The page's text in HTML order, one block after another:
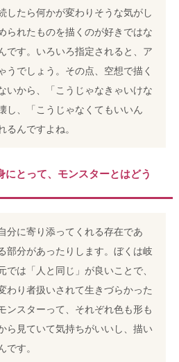
したら何かが変わりそうな気がし
られたものを描くのが好きではな
です。いろいろ指定されると、ア
うでしょう。その点、空想で描く
いから、「こうじゃなきゃいけな
し、「こうじゃなくてもいいん
るんですよね。
とって、モンスターとはどう
分に寄り添ってくれる存在であ
部分があったりします。ぼくは岐
では「人と同じ」が良いことで、
わり者扱いされて生きづらかった
ンスターって、それぞれ色も形も
ら見ていて気持ちがいいし、描い
です。